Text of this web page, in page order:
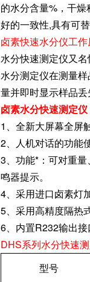
的水分含量%，干
好的一致性,具有可
卤素快速水分仪工
水分快速测定仪又
水分测定仪在测量
量并即时显示样品
卤素水分快速测定
1、全新大屏幕全屏
2、人机对话的功能
3、功能*：可对重
鸣器提示。
4、采用进口卤素灯
5、采用高精度隔热
6、内置R232输出
DHS系列水分快速
型号